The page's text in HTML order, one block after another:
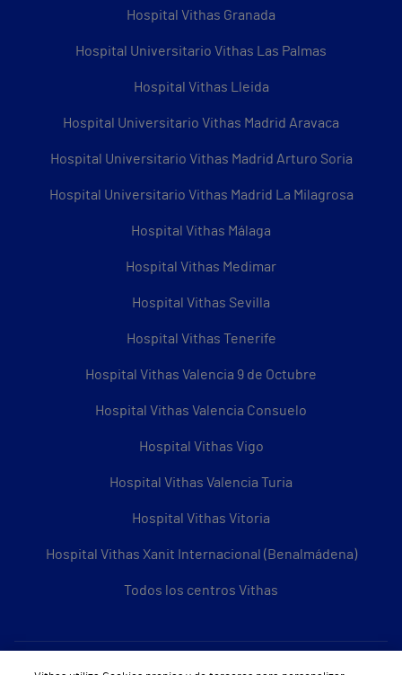
Hospital Vithas Granada
Hospital Universitario Vithas Las Palmas
Hospital Vithas Lleida
Hospital Universitario Vithas Madrid Aravaca
Hospital Universitario Vithas Madrid Arturo Soria
Hospital Universitario Vithas Madrid La Milagrosa
Hospital Vithas Málaga
Hospital Vithas Medimar
Hospital Vithas Sevilla
Hospital Vithas Tenerife
Hospital Vithas Valencia 9 de Octubre
Hospital Vithas Valencia Consuelo
Hospital Vithas Vigo
Hospital Vithas Valencia Turia
Hospital Vithas Vitoria
Hospital Vithas Xanit Internacional (Benalmádena)
Todos los centros Vithas